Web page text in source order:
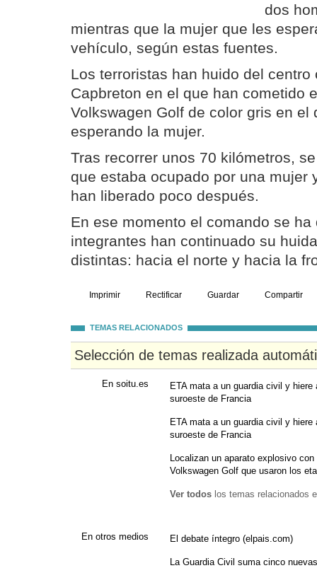
dos
mientras que la mujer que les
vehículo, según estas fuentes.
Los terroristas han huido del centro
Capbreton en el que han cometido
Volkswagen Golf de color gris en el
esperando la mujer.
Tras recorrer unos 70 kilómetros,
que estaba ocupado por una mujer
han liberado poco después.
En ese momento el comando se
integrantes han continuado su
distintas: hacia el norte y hacia la
Imprimir Rectificar Guardar Compartir
TEMAS RELACIONADOS
Selección de temas realizada
En soitu.es
ETA mata a un guardia civil y
suroeste de Francia
ETA mata a un guardia civil y
suroeste de Francia
Localizan un aparato explosivo
Volkswagen Golf que usaron los
Ver todos los temas relacionados
En otros medios El debate íntegro (elpais.com)
La Guardia Civil suma cinco